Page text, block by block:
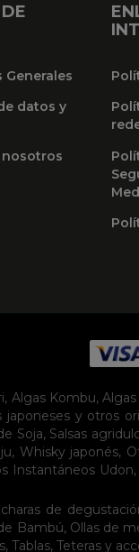
Generales
datos y
, Algas Kombu,
japoneses y otros
Soja, Salsas
, Whisky japonés,
Instantáneos Udon,
de
Bambú, Ollas de
, Tablas, Teteras y